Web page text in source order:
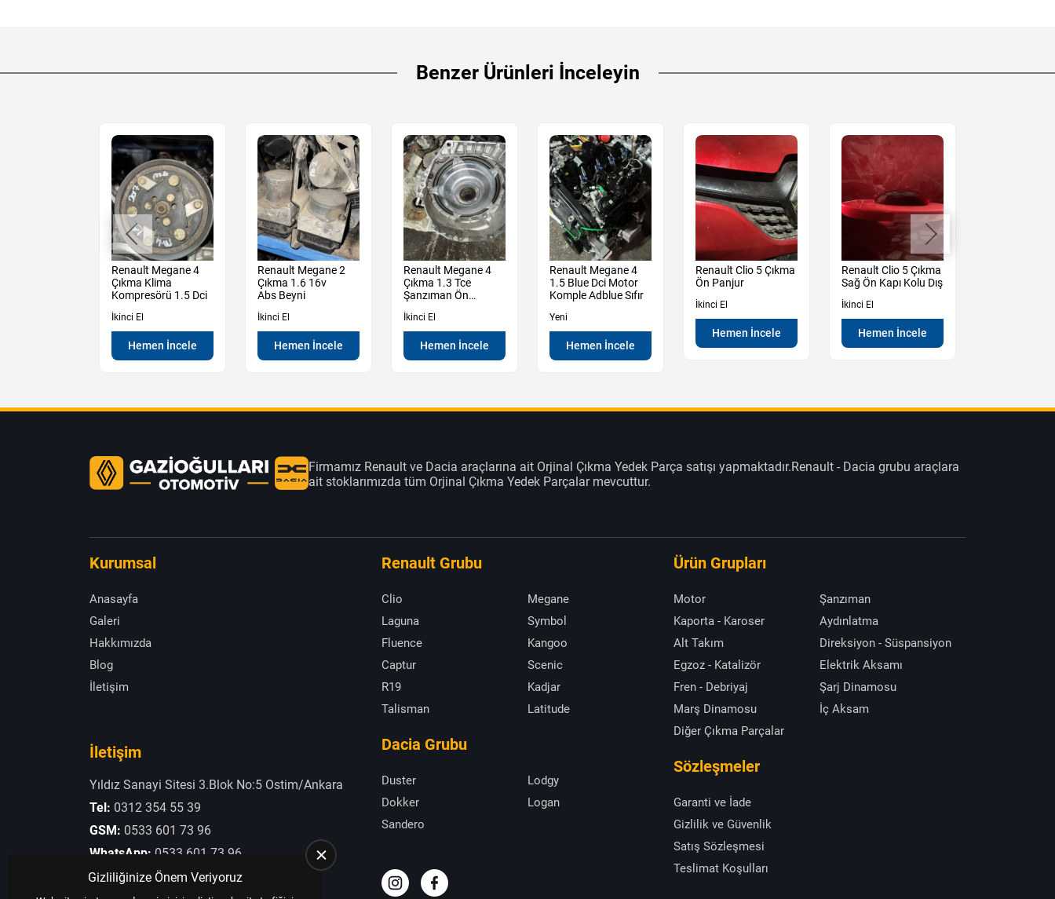
Benzer Ürünleri İnceleyin
Renault Megane 4
Çıkma Klima
Kompresörü 1.5 Dci
İkinci El
Hemen İncele
Renault Megane 2
Çıkma 1.6 16v
Abs Beyni
İkinci El
Hemen İncele
Renault Megane 4
Çıkma 1.3 Tce
Şanzıman Ön
Muhafaza Kutu
İkinci El
Hemen İncele
Renault Megane 4
1.5 Blue Dci Motor
Komple Adblue Sıfır
Yeni
Hemen İncele
Renault Clio 5 Çıkma
Ön Panjur
İkinci El
Hemen İncele
Renault Clio 5 Çıkma
Sağ Ön Kapı Kolu Dış
İkinci El
Hemen İncele
Firmamız Renault ve Dacia araçlarına ait Orjinal Çıkma Yedek Parça satışı yapmaktadır.Renault - Dacia grubu araçlara
ait stoklarımızda tüm Orjinal Çıkma Yedek Parçalar mevcuttur.
Kurumsal
Anasayfa
Galeri
Hakkımızda
Blog
İletişim
İletişim
Yıldız Sanayi Sitesi 3.Blok No:5 Ostim/Ankara
Tel: 0312 354 55 39
GSM: 0533 601 73 96
WhatsApp: 0533 601 73 96
E-Posta:otogaziogullari@hotmail.com
Renault Grubu
Clio
Megane
Laguna
Symbol
Fluence
Kangoo
Captur
Scenic
R19
Kadjar
Talisman
Latitude
Dacia Grubu
Duster
Lodgy
Dokker
Logan
Sandero
Ürün Grupları
Motor
Şanzıman
Kaporta - Karoser
Aydınlatma
Alt Takım
Direksiyon - Süspansiyon
Egzoz - Katalizör
Elektrik Aksamı
Fren - Debriyaj
Şarj Dinamosu
Marş Dinamosu
İç Aksam
Diğer Çıkma Parçalar
Sözleşmeler
Garanti ve İade
Gizlilik ve Güvenlik
Satış Sözleşmesi
Teslimat Koşulları
Gizliliğinize Önem Veriyoruz